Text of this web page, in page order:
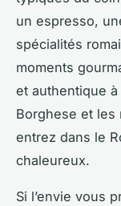
un espresso,
spécialités
moments
et authentique
Borghese et les
entrez dans le
chaleureux.
Si l’envie vous